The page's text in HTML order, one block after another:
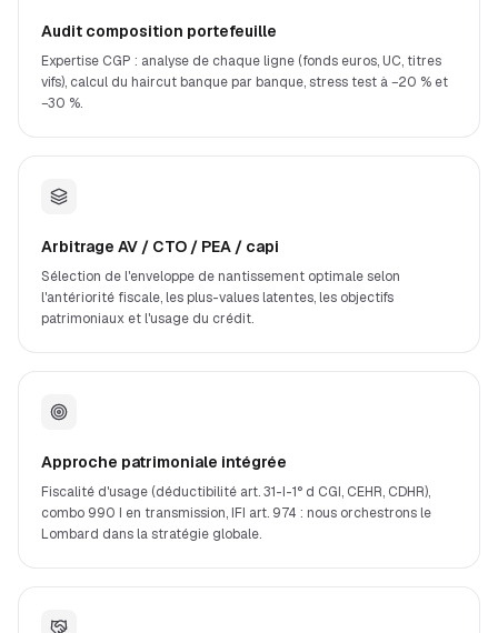
Audit composition portefeuille
Expertise CGP : analyse de chaque ligne (fonds euros, UC, titres
vifs), calcul du haircut banque par banque, stress test à −20 % et
−30 %.
Arbitrage AV / CTO / PEA / capi
Sélection de l'enveloppe de nantissement optimale selon
l'antériorité fiscale, les plus-values latentes, les objectifs
patrimoniaux et l'usage du crédit.
Approche patrimoniale intégrée
Fiscalité d'usage (déductibilité art. 31-I-1° d CGI, CEHR, CDHR),
combo 990 I en transmission, IFI art. 974 : nous orchestrons le
Lombard dans la stratégie globale.